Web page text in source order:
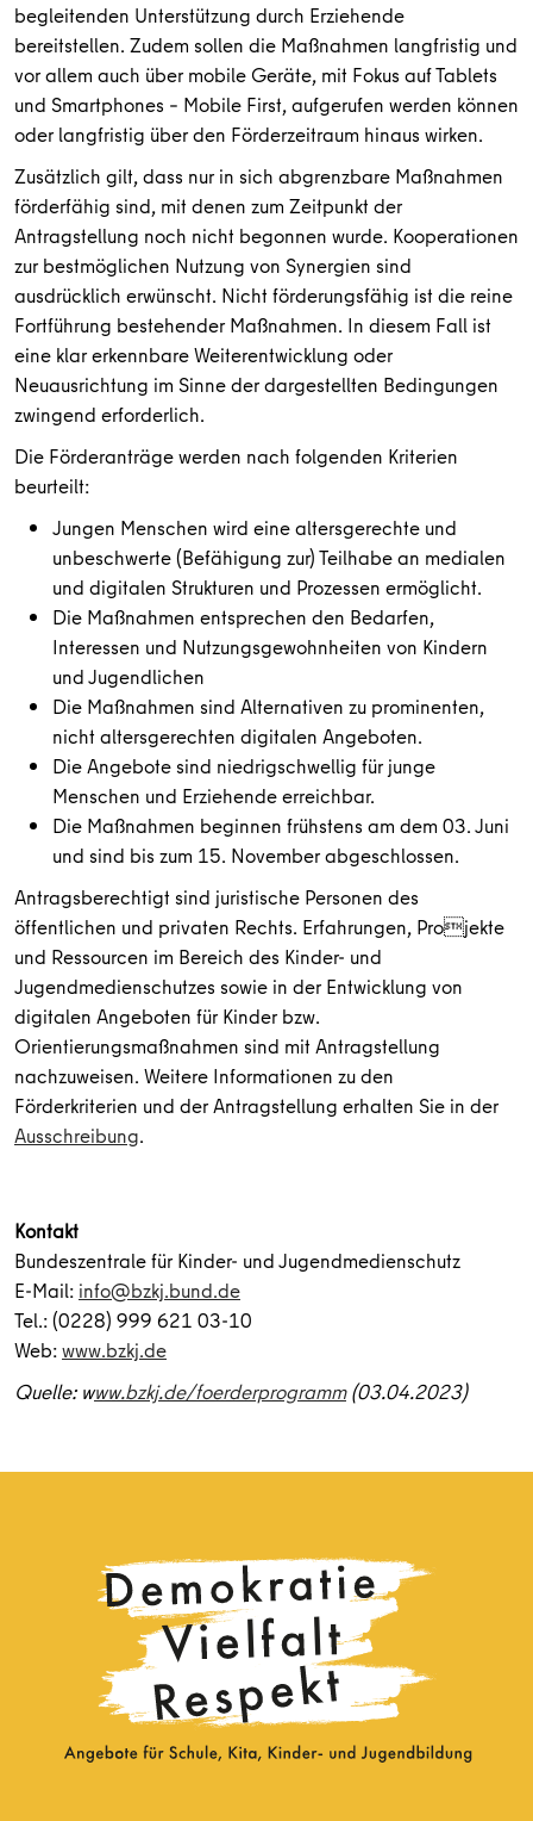
begleitenden Unterstützung durch Erziehende
bereitstellen. Zudem sollen die Maßnahmen langfristig und
vor allem auch über mobile Geräte, mit Fokus auf Tablets
und Smartphones – Mobile First, aufgerufen werden können
oder langfristig über den Förderzeitraum hinaus wirken.
Zusätzlich gilt, dass nur in sich abgrenzbare Maßnahmen
förderfähig sind, mit denen zum Zeitpunkt der
Antragstellung noch nicht begonnen wurde. Kooperationen
zur bestmöglichen Nutzung von Synergien sind
ausdrücklich erwünscht. Nicht förderungsfähig ist die reine
Fortführung bestehender Maßnahmen. In diesem Fall ist
eine klar erkennbare Weiterentwicklung oder
Neuausrichtung im Sinne der dargestellten Bedingungen
zwingend erforderlich.
Die Förderanträge werden nach folgenden Kriterien
beurteilt:
Jungen Menschen wird eine altersgerechte und
unbeschwerte (Befähigung zur) Teilhabe an medialen
und digitalen Strukturen und Prozessen ermöglicht.
Die Maßnahmen entsprechen den Bedarfen,
Interessen und Nutzungsgewohnheiten von Kindern
und Jugendlichen
Die Maßnahmen sind Alternativen zu prominenten,
nicht altersgerechten digitalen Angeboten.
Die Angebote sind niedrigschwellig für junge
Menschen und Erziehende erreichbar.
Die Maßnahmen beginnen frühstens am dem 03. Juni
und sind bis zum 15. November abgeschlossen.
Antragsberechtigt sind juristische Personen des
öffentlichen und privaten Rechts. Erfahrungen, Projekte
und Ressourcen im Bereich des Kinder- und
Jugendmedienschutzes sowie in der Entwicklung von
digitalen Angeboten für Kinder bzw.
Orientierungsmaßnahmen sind mit Antragstellung
nachzuweisen. Weitere Informationen zu den
Förderkriterien und der Antragstellung erhalten Sie in der
Ausschreibung.
Kontakt
Bundeszentrale für Kinder- und Jugendmedienschutz
E-Mail: info@bzkj.bund.de
Tel.: (0228) 999 621 03-10
Web:www.bzkj.de
Quelle: www.bzkj.de/foerderprogramm(03.04.2023)